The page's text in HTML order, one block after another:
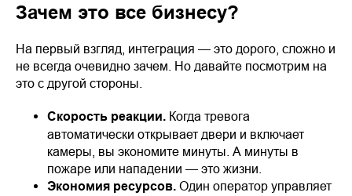
Зачем это все бизнесу?
На первый взгляд, интеграция — это дорого, сложно и
не всегда очевидно зачем. Но давайте посмотрим на
это с другой стороны.
Скорость реакции. Когда тревога
автоматически открывает двери и включает
камеры, вы экономите минуты. А минуты в
пожаре или нападении — это жизни.
Экономия ресурсов. Один оператор управляет